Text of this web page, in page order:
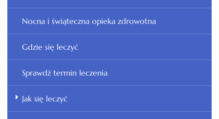
Nocna i świąteczna opieka zdrowotna
Gdzie się leczyć
Sprawdź termin leczenia
Jak się leczyć